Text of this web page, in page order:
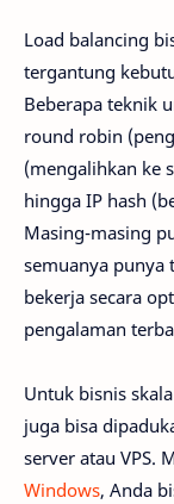
Load balancing
tergantung
Beberapa teknik
round robin
(mengalihkan ke
hingga IP hash
Masing-masing
semuanya punya
bekerja secara
pengalaman
Untuk bisnis
juga bisa
server atau VPS.
Windows, Anda